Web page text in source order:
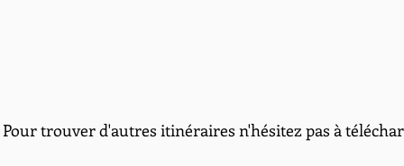
Pour trouver d'autres itinéraires n'hésitez pas à